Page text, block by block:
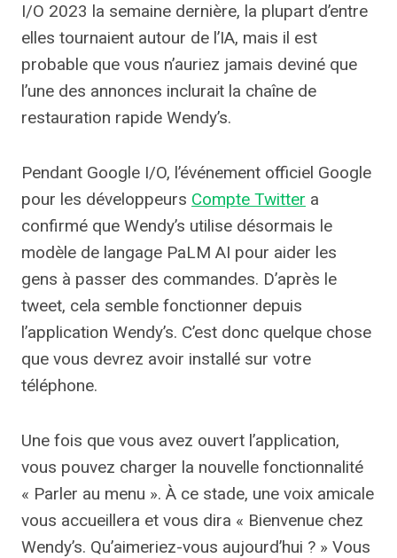
I/O 2023 la semaine dernière, la plupart d’entre
elles tournaient autour de l’IA, mais il est
probable que vous n’auriez jamais deviné que
l’une des annonces inclurait la chaîne de
restauration rapide Wendy’s.
Pendant Google I/O, l’événement officiel Google
pour les développeurs Compte Twitter a
confirmé que Wendy’s utilise désormais le
modèle de langage PaLM AI pour aider les
gens à passer des commandes. D’après le
tweet, cela semble fonctionner depuis
l’application Wendy’s. C’est donc quelque chose
que vous devrez avoir installé sur votre
téléphone.
Une fois que vous avez ouvert l’application,
vous pouvez charger la nouvelle fonctionnalité
« Parler au menu ». À ce stade, une voix amicale
vous accueillera et vous dira « Bienvenue chez
Wendy’s. Qu’aimeriez-vous aujourd’hui ? » Vous